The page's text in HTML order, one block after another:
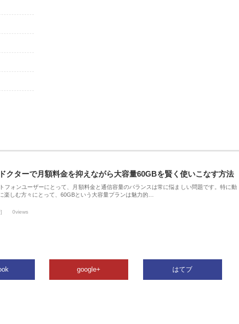
クターで月額料金を抑えながら大容量60GBを賢く使いこなす方法
フォンユーザーにとって、月額料金と通信容量のバランスは常に悩ましい問題です。特に動
楽しむ方々にとって、60GBという大容量プランは魅力的…
0views
google+ はてブ